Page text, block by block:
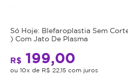
Só Hoje: Blefaroplastia Sem
) Com Jato De Plasma
R$ 199,00
ou 10x de R$ 22,15 com juros